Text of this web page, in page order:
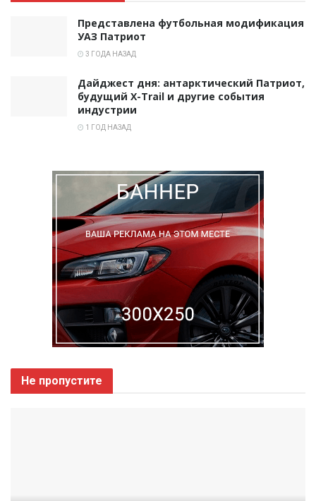
Представлена футбольная модификация
УАЗ Патриот
3 ГОДА НАЗАД
Дайджест дня: антарктический Патриот,
будущий X-Trail и другие события
индустрии
1 ГОД НАЗАД
Не пропустите